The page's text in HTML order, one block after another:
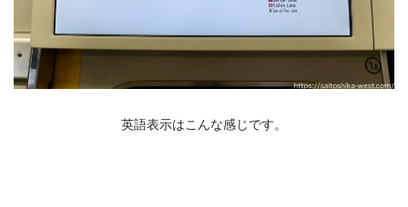
英語表示はこんな感じです。